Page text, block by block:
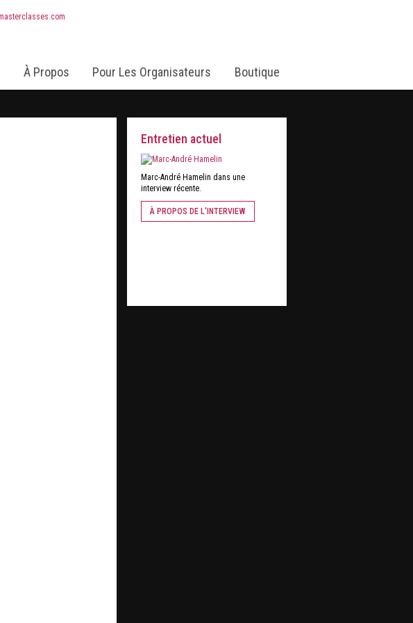
À Propos Pour Les Organisateurs Boutique
Entretien actuel
Marc-André Hamelin dans une
interview récente.
À PROPOS DE L'INTERVIEW